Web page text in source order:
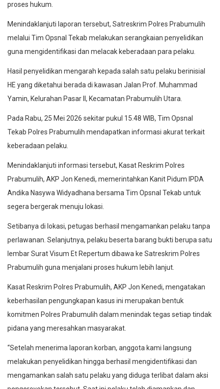
proses hukum.
Menindaklanjuti laporan tersebut, Satreskrim Polres Prabumulih
melalui Tim Opsnal Tekab melakukan serangkaian penyelidikan
guna mengidentifikasi dan melacak keberadaan para pelaku.
Hasil penyelidikan mengarah kepada salah satu pelaku berinisial
HE yang diketahui berada di kawasan Jalan Prof. Muhammad
Yamin, Kelurahan Pasar II, Kecamatan Prabumulih Utara.
Pada Rabu, 25 Mei 2026 sekitar pukul 15.48 WIB, Tim Opsnal
Tekab Polres Prabumulih mendapatkan informasi akurat terkait
keberadaan pelaku.
Menindaklanjuti informasi tersebut, Kasat Reskrim Polres
Prabumulih, AKP Jon Kenedi, memerintahkan Kanit Pidum IPDA
Andika Nasywa Widyadhana bersama Tim Opsnal Tekab untuk
segera bergerak menuju lokasi.
Setibanya di lokasi, petugas berhasil mengamankan pelaku tanpa
perlawanan. Selanjutnya, pelaku beserta barang bukti berupa satu
lembar Surat Visum Et Repertum dibawa ke Satreskrim Polres
Prabumulih guna menjalani proses hukum lebih lanjut.
Kasat Reskrim Polres Prabumulih, AKP Jon Kenedi, mengatakan
keberhasilan pengungkapan kasus ini merupakan bentuk
komitmen Polres Prabumulih dalam menindak tegas setiap tindak
pidana yang meresahkan masyarakat.
“Setelah menerima laporan korban, anggota kami langsung
melakukan penyelidikan hingga berhasil mengidentifikasi dan
mengamankan salah satu pelaku yang diduga terlibat dalam aksi